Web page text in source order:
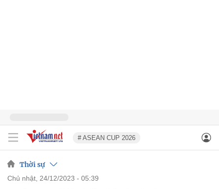
# ASEAN CUP 2026
Thời sự
chủ nhật, 24/12/2023 - 05:39